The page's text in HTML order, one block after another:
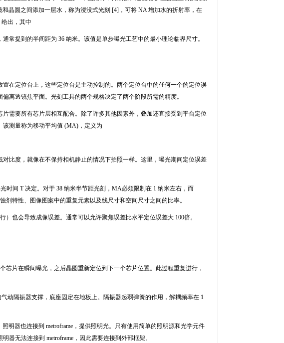
和晶圆之间添加一层水，称为浸没式光刻 [4] ，可将 NA增加水的折射率，在
给出，其中
通常提到的半间距为 36 纳米。该值是单步曝光工艺中的最小理论临界尺寸。
在定位台上，这些定位台是主动控制的。两个定位台中的任何一个的定位误
离透镜焦平面。光刻工具的两个规格决定了两个阶段所需的精度。
需要所有芯片层相互配合。除了许多其他因素外，叠加还直接受到平台定位
该测量称为移动平均值 (MA) ，定义为
比度，就像在不保持相机静止的情况下拍照一样。这里，曝光期间定位误差
时间 T决定。对于 38 纳米半节距光刻， MA必须限制在 1 纳米左右，而
特性、图像图案中的重复元素以及线尺寸和空间尺寸之间的比率。
）也会导致成像误差。通常可以允许聚焦误差比水平定位误差大 100倍。
芯片在瞬间曝光，之后晶圆重新定位到下一个芯片位置。此过程重复进行，
动隔振器支撑，底座固定在地板上。隔振器起弱弹簧的作用，解耦频率在 1
照明器也连接到 metroframe ，提供照明光。只有使用简单的照明源和光学元件
器无法连接到 metroframe ，因此需要连接到外部框架。